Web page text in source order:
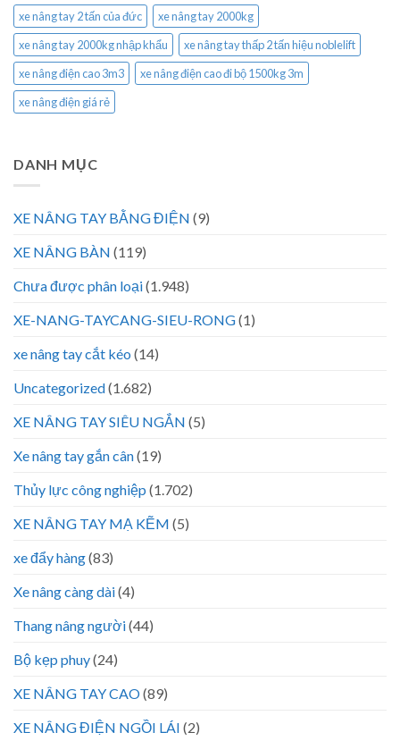
xe nâng tay 2 tấn của đức
xe nâng tay 2000kg
xe nâng tay 2000kg nhập khẩu
xe nâng tay thấp 2 tấn hiệu noblelift
xe nâng điện cao 3m3
xe nâng điện cao đi bộ 1500kg 3m
xe nâng điện giá rẻ
DANH MỤC
XE NÂNG TAY BẰNG ĐIỆN (9)
XE NÂNG BÀN (119)
Chưa được phân loại(1.948)
XE-NANG-TAYCANG-SIEU-RONG(1)
xe nâng tay cắt kéo (14)
Uncategorized(1.682)
XE NÂNG TAY SIÊU NGẮN (5)
Xe nâng tay gắn cân(19)
Thủy lực công nghiệp (1.702)
XE NÂNG TAY MẠ KẼM (5)
xe đẩy hàng(83)
Xe nâng càng dài(4)
Thang nâng người(44)
Bộ kẹp phuy(24)
XE NÂNG TAY CAO(89)
XE NÂNG ĐIỆN NGỒI LÁI (2)